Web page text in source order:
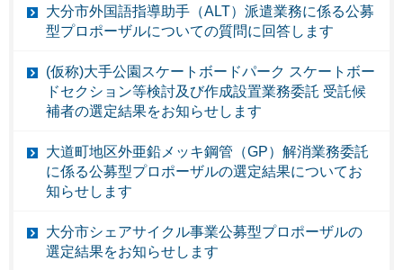
大分市外国語指導助手（ALT）派遣業務に係る公募
型プロポーザルについての質問に回答します
(仮称)大手公園スケートボードパーク スケートボー
ドセクション等検討及び作成設置業務委託 受託候
補者の選定結果をお知らせします
大道町地区外亜鉛メッキ鋼管（GP）解消業務委託
に係る公募型プロポーザルの選定結果についてお
知らせします
大分市シェアサイクル事業公募型プロポーザルの
選定結果をお知らせします